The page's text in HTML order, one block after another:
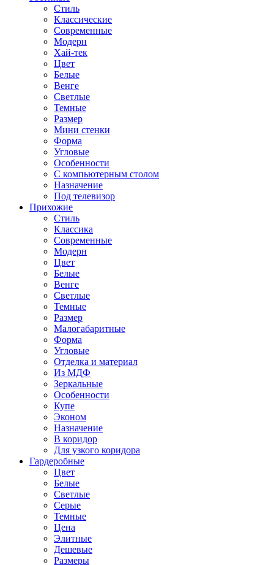
Стиль
Классические
Современные
Модерн
Хай-тек
Цвет
Белые
Венге
Светлые
Темные
Размер
Мини стенки
Форма
Угловые
Особенности
С компьютерным столом
Назначение
Под телевизор
Прихожие
Стиль
Классика
Современные
Модерн
Цвет
Белые
Венге
Светлые
Темные
Размер
Малогабаритные
Форма
Угловые
Отделка и материал
Из МДФ
Зеркальные
Особенности
Купе
Эконом
Назначение
В коридор
Для узкого коридора
Гардеробные
Цвет
Белые
Светлые
Серые
Темные
Цена
Элитные
Дешевые
Размеры